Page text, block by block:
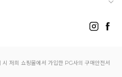
저희 쇼핑몰에서 가입한 PG사의 구매안전서